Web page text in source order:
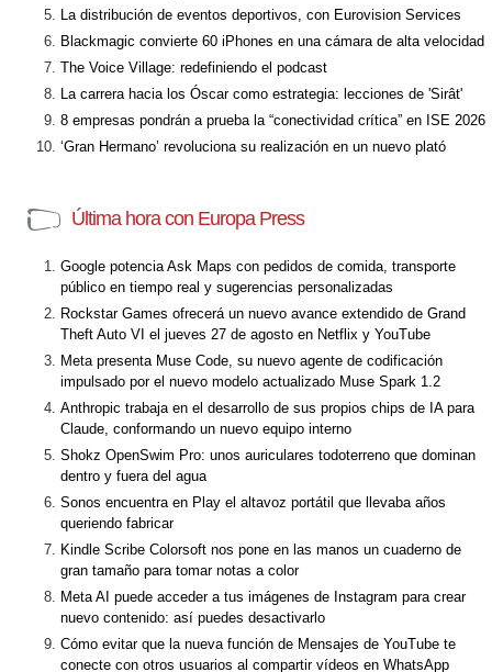
La distribución de eventos deportivos, con Eurovision Services
Blackmagic convierte 60 iPhones en una cámara de alta velocidad
The Voice Village: redefiniendo el podcast
La carrera hacia los Óscar como estrategia: lecciones de 'Sirât'
8 empresas pondrán a prueba la “conectividad crítica” en ISE 2026
‘Gran Hermano’ revoluciona su realización en un nuevo plató
Última hora con Europa Press
Google potencia Ask Maps con pedidos de comida, transporte
público en tiempo real y sugerencias personalizadas
Rockstar Games ofrecerá un nuevo avance extendido de Grand
Theft Auto VI el jueves 27 de agosto en Netflix y YouTube
Meta presenta Muse Code, su nuevo agente de codificación
impulsado por el nuevo modelo actualizado Muse Spark 1.2
Anthropic trabaja en el desarrollo de sus propios chips de IA para
Claude, conformando un nuevo equipo interno
Shokz OpenSwim Pro: unos auriculares todoterreno que dominan
dentro y fuera del agua
Sonos encuentra en Play el altavoz portátil que llevaba años
queriendo fabricar
Kindle Scribe Colorsoft nos pone en las manos un cuaderno de
gran tamaño para tomar notas a color
Meta AI puede acceder a tus imágenes de Instagram para crear
nuevo contenido: así puedes desactivarlo
Cómo evitar que la nueva función de Mensajes de YouTube te
conecte con otros usuarios al compartir vídeos en WhatsApp